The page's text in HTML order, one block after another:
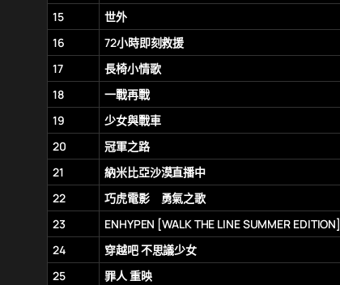
15
世外
16
72小時即刻救援
17
長椅小情歌
18
一戰再戰
19
少女與戰車
20
冠軍之路
21
納米比亞沙漠直播中
22
巧虎電影 勇氣之歌
23
ENHYPEN [WALK THE LINE SUMMER EDITION]
24
穿越吧 不思議少女
25
罪人 重映